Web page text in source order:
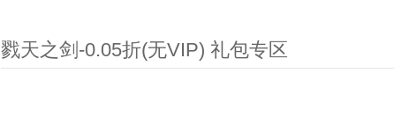
戮天之剑-0.05折(无VIP) 礼包专区